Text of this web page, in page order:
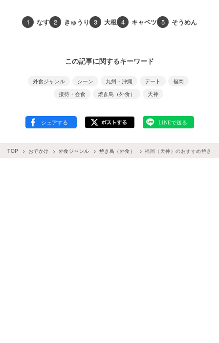
1 なす 2 きゅうり 3 大根 4 キャベツ 5 そうめん
この記事に関するキーワード
外食ジャンル シーン 九州・沖縄 デート
福岡
接待・会食
焼き鳥（外食） 天神
TOP おでかけ 外食ジャンル 焼き鳥（外食） 福岡（天神）のおすすめ焼き